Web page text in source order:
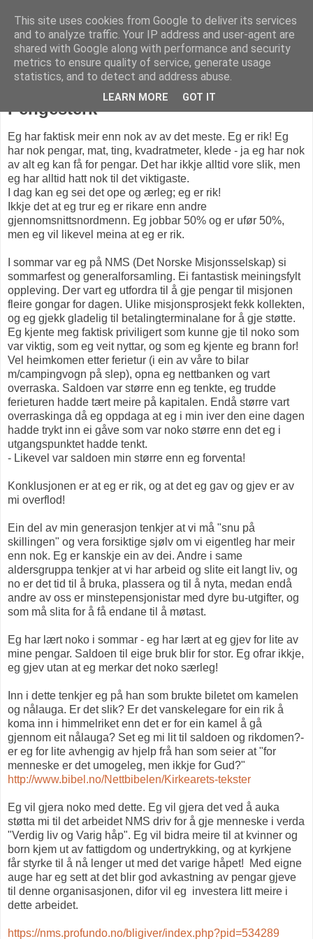
KARITANKAR
Pengesterk
Eg har faktisk meir enn nok av av det meste. Eg er rik! Eg
har nok pengar, mat, ting, kvadratmeter, klede - ja eg har nok
av alt eg kan få for pengar. Det har ikkje alltid vore slik, men
eg har alltid hatt nok til det viktigaste.
I dag kan eg sei det ope og ærleg; eg er rik!
Ikkje det at eg trur eg er rikare enn andre
gjennomsnittsnordmenn. Eg jobbar 50% og er ufør 50%,
men eg vil likevel meina at eg er rik.
I sommar var eg på NMS (Det Norske Misjonsselskap) si
sommarfest og generalforsamling. Ei fantastisk meiningsfylt
oppleving. Der vart eg utfordra til å gje pengar til misjonen
fleire gongar for dagen. Ulike misjonsprosjekt fekk kollekten,
og eg gjekk gladelig til betalingterminalane for å gje støtte.
Eg kjente meg faktisk priviligert som kunne gje til noko som
var viktig, som eg veit nyttar, og som eg kjente eg brann for!
Vel heimkomen etter ferietur (i ein av våre to bilar
m/campingvogn på slep), opna eg nettbanken og vart
overraska. Saldoen var større enn eg tenkte, eg trudde
ferieturen hadde tært meire på kapitalen. Endå større vart
overraskinga då eg oppdaga at eg i min iver den eine dagen
hadde trykt inn ei gåve som var noko større enn det eg i
utgangspunktet hadde tenkt.
- Likevel var saldoen min større enn eg forventa!
Konklusjonen er at eg er rik, og at det eg gav og gjev er av
mi overflod!
Ein del av min generasjon tenkjer at vi må "snu på
skillingen" og vera forsiktige sjølv om vi eigentleg har meir
enn nok. Eg er kanskje ein av dei. Andre i same
aldersgruppa tenkjer at vi har arbeid og slite eit langt liv, og
no er det tid til å bruka, plassera og til å nyta, medan endå
andre av oss er minstepensjonistar med dyre bu-utgifter, og
som må slita for å få endane til å møtast.
Eg har lært noko i sommar - eg har lært at eg gjev for lite av
mine pengar. Saldoen til eige bruk blir for stor. Eg ofrar ikkje,
eg gjev utan at eg merkar det noko særleg!
Inn i dette tenkjer eg på han som brukte biletet om kamelen
og nålauga. Er det slik? Er det vanskelegare for ein rik å
koma inn i himmelriket enn det er for ein kamel å gå
gjennom eit nålauga? Set eg mi lit til saldoen og rikdomen?-
er eg for lite avhengig av hjelp frå han som seier at "for
menneske er det umogeleg, men ikkje for Gud?"
http://www.bibel.no/Nettbibelen/Kirkearets-tekster
Eg vil gjera noko med dette. Eg vil gjera det ved å auka
støtta mi til det arbeidet NMS driv for å gje menneske i verda
"Verdig liv og Varig håp". Eg vil bidra meire til at kvinner og
born kjem ut av fattigdom og undertrykking, og at kyrkjene
får styrke til å nå lenger ut med det varige håpet! Med eigne
auge har eg sett at det blir god avkastning av pengar gjeve
til denne organisasjonen, difor vil eg investera litt meire i
dette arbeidet.
https://nms.profundo.no/bligiver/index.php?pid=534289
This site uses cookies from Google to deliver its services
and to analyze traffic. Your IP address and user-agent are
shared with Google along with performance and security
metrics to ensure quality of service, generate usage
statistics, and to detect and address abuse.
LEARN MORE GOT IT